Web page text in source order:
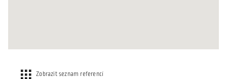
Zobrazit seznam referencí